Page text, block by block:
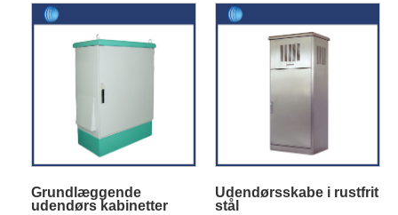
Grundlæggende
udendørs kabinetter
Udendørsskabe i rustfrit
stål